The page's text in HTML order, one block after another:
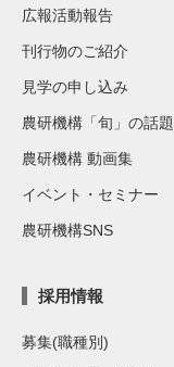
広報活動報告
刊行物のご紹介
見学の申し込み
農研機構「旬」の話題
農研機構 動画集
イベント・セミナー
農研機構SNS
採用情報
募集(職種別)